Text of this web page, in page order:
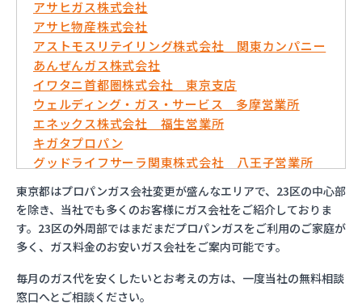
アサヒガス株式会社
アサヒ物産株式会社
アストモスリテイリング株式会社 関東カンパニー
あんぜんガス株式会社
イワタニ首都圏株式会社 東京支店
ウェルディング・ガス・サービス 多摩営業所
エネックス株式会社 福生営業所
キガタプロパン
グッドライフサーラ関東株式会社 八王子営業所
コバ商株式会社
トモプロ株式会社
とんや木下産業有限会社
フジオックス株式会社 東京営業所
ほっとガス旭リビング株式会社
ほっとガス株式会社
東京都はプロパンガス会社変更が盛んなエリアで、23区の中心部
を除き、当社でも多くのお客様にガス会社をご紹介しておりま
す。23区の外周部ではまだまだプロパンガスをご利用のご家庭が
多く、ガス料金のお安いガス会社をご案内可能です。
毎月のガス代を安くしたいとお考えの方は、一度当社の無料相談
窓口へとご相談ください。